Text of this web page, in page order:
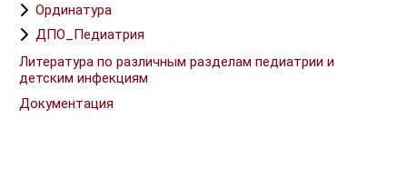
Ординатура
ДПО_Педиатрия
Литература по различным разделам педиатрии и
детским инфекциям
Документация